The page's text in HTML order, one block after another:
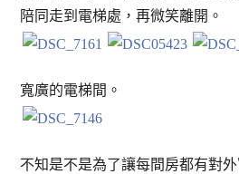
陪同走到電梯處，再微笑離開。
寬廣的電梯間。
不知是不是為了讓每間房都有對